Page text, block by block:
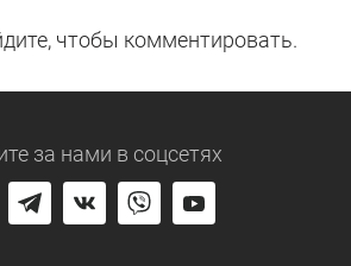
чтобы комментировать.
за нами в соцсетях